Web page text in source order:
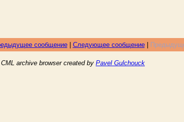
сообщение| Следующее сообщение|
CML archive browser created by Pavel Gulchouck